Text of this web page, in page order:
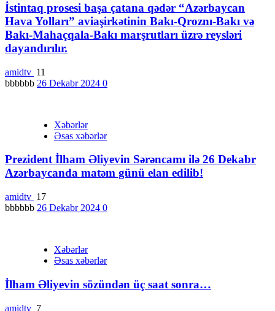
İstintaq prosesi başa çatana qədər “Azərbaycan
Hava Yolları” aviaşirkətinin Bakı-Qroznı-Bakı və
Bakı-Mahaçqala-Bakı marşrutları üzrə reysləri
dayandırılır.
amidtv 11
bbbbbb 26 Dekabr 2024 0
Xəbərlər
Əsas xəbərlər
Prezident İlham Əliyevin Sərəncamı ilə 26 Dekabr
Azərbaycanda matəm günü elan edilib!
amidtv 17
bbbbbb 26 Dekabr 2024 0
Xəbərlər
Əsas xəbərlər
İlham Əliyevin sözündən üç saat sonra…
amidtv 7